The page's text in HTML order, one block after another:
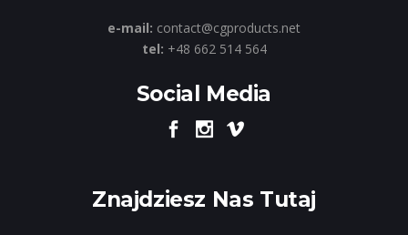
e-mail: contact@cgproducts.net
tel: +48 662 514 564
Social Media
Znajdziesz Nas Tutaj